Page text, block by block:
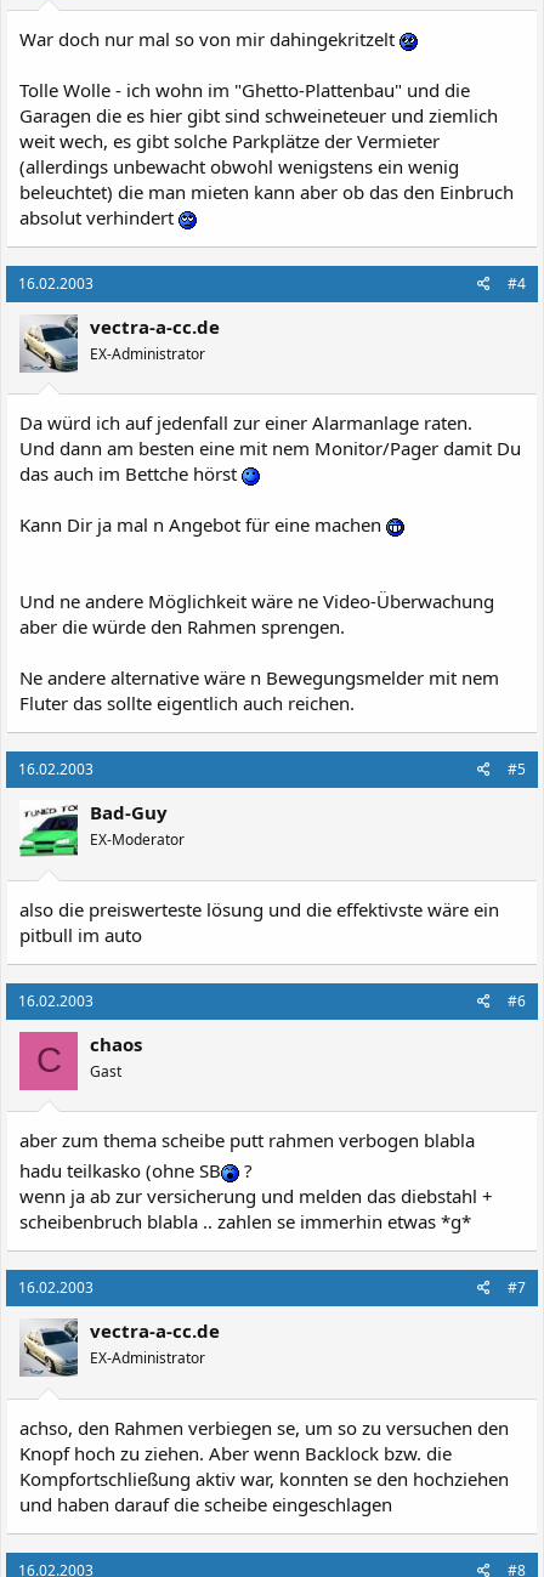
War doch nur mal so von mir dahingekritzelt
Tolle Wolle - ich wohn im "Ghetto-Plattenbau" und die
Garagen die es hier gibt sind schweineteuer und ziemlich
weit wech, es gibt solche Parkplätze der Vermieter
(allerdings unbewacht obwohl wenigstens ein wenig
beleuchtet) die man mieten kann aber ob das den Einbruch
absolut verhindert
16.02.2003 #4
vectra-a-cc.de
EX-Administrator
Da würd ich auf jedenfall zur einer Alarmanlage raten.
Und dann am besten eine mit nem Monitor/Pager damit Du
das auch im Bettche hörst
Kann Dir ja mal n Angebot für eine machen
Und ne andere Möglichkeit wäre ne Video-Überwachung
aber die würde den Rahmen sprengen.
Ne andere alternative wäre n Bewegungsmelder mit nem
Fluter das sollte eigentlich auch reichen.
16.02.2003 #5
Bad-Guy
EX-Moderator
also die preiswerteste lösung und die effektivste wäre ein
pitbull im auto
16.02.2003 #6
C chaos
Gast
aber zum thema scheibe putt rahmen verbogen blabla
hadu teilkasko (ohne SB
?
wenn ja ab zur versicherung und melden das diebstahl +
scheibenbruch blabla .. zahlen se immerhin etwas *g*
16.02.2003 #7
vectra-a-cc.de
EX-Administrator
achso, den Rahmen verbiegen se, um so zu versuchen den
Knopf hoch zu ziehen. Aber wenn Backlock bzw. die
Kompfortschließung aktiv war, konnten se den hochziehen
und haben darauf die scheibe eingeschlagen
16.02.2003 #8